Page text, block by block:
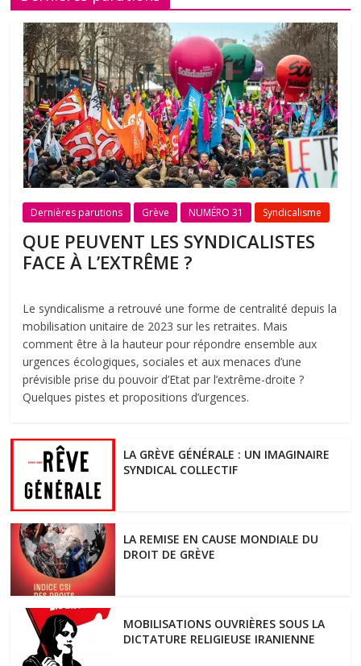
Dernières parutions Grève NUMÉRO 31 Syndicalisme
QUE PEUVENT LES SYNDICALISTES
FACE À L’EXTRÊME ?
Le syndicalisme a retrouvé une forme de centralité depuis la
mobilisation unitaire de 2023 sur les retraites. Mais
comment être à la hauteur pour répondre ensemble aux
urgences écologiques, sociales et aux menaces d’une
prévisible prise du pouvoir d’Etat par l’extrême-droite ?
Quelques pistes et propositions d’urgences.
LA GRÈVE GÉNÉRALE : UN IMAGINAIRE
SYNDICAL COLLECTIF
LA REMISE EN CAUSE MONDIALE DU
DROIT DE GRÈVE
MOBILISATIONS OUVRIÈRES SOUS LA
DICTATURE RELIGIEUSE IRANIENNE